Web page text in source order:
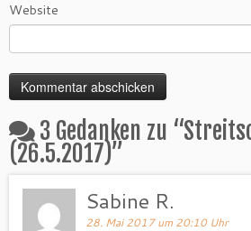
Website
3 Gedanken zu “
(26.5.2017)”
Sabine R.
28. Mai 2017 um 20:10 Uhr